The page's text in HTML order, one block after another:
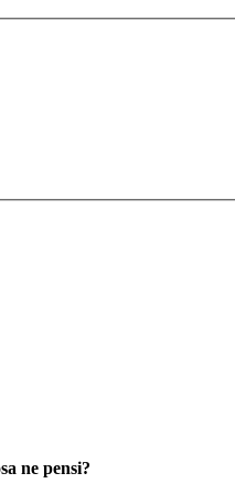
ne pensi?